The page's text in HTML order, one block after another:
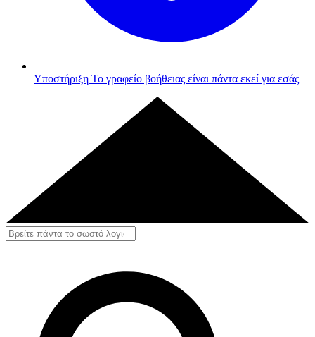
Υποστήριξη Το γραφείο βοήθειας είναι πάντα εκεί για εσάς